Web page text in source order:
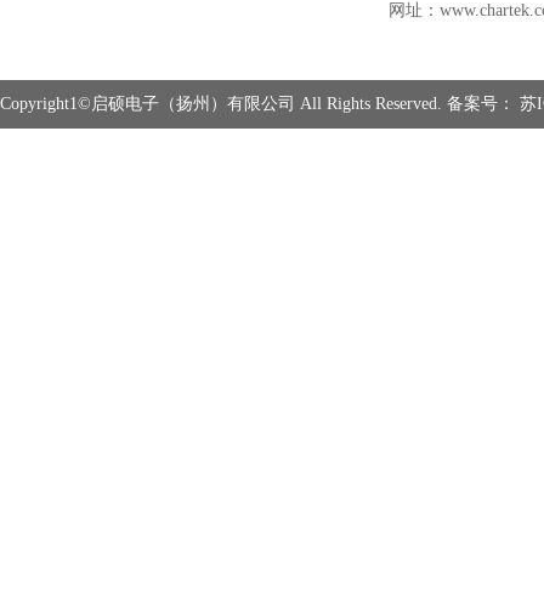
网址：
Copyright1©启硕电子（扬州）有限公司 All Rights Reserved. 备案号： 苏